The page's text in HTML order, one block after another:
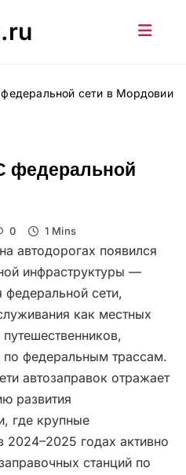
сети в Мордовии
федеральной
0 1 Mins
автодорогах появился
инфраструктуры —
федеральной сети,
как местных
федеральным трассам.
автозаправок отражает
развития
где крупные
2024–2025 годах активно
станций по